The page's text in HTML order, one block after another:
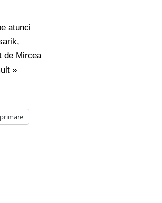
atunci
de Mircea
»